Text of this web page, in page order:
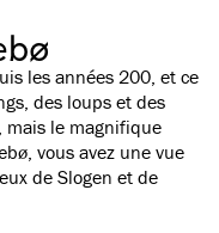
les années 200, et ce
des loups et des
mais le magnifique
vous avez une vue
de Slogen et de